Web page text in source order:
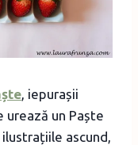
, iepurașii
urează un Paște
ascund,